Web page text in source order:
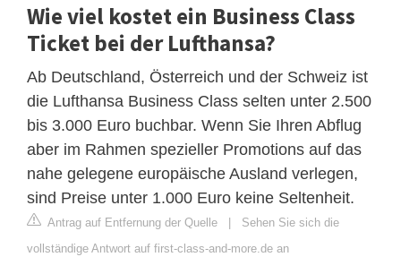
Wie viel kostet ein Business Class
Ticket bei der Lufthansa?
Ab Deutschland, Österreich und der Schweiz ist
die Lufthansa Business Class selten unter 2.500
bis 3.000 Euro buchbar. Wenn Sie Ihren Abflug
aber im Rahmen spezieller Promotions auf das
nahe gelegene europäische Ausland verlegen,
sind Preise unter 1.000 Euro keine Seltenheit.
Antrag auf Entfernung der Quelle | Sehen Sie sich die
vollständige Antwort auf first-class-and-more.de an